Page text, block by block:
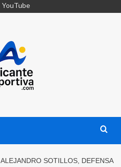
YouTube
ALEJANDRO SOTILLOS, DEFENSA